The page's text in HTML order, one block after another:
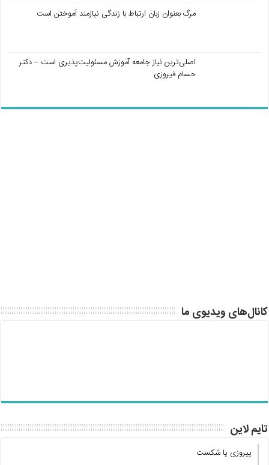
مرگ بعنوان زبان ارتباط با زندگی نیازمند آموختن است.
اصلی‌ترین نیاز جامعه آموزش مسئولیت‌پذیری است – دکتر
حسام فیروزی
کانال‌های ویدیوی ما
تایم لاین
پیروزی یا شکست